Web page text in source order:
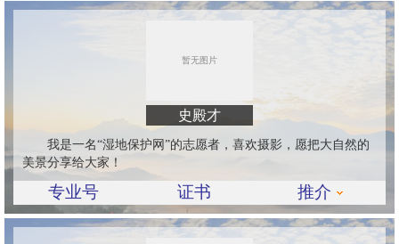
史殿才
我是一名“湿地保护网”的志愿者，喜欢摄影，愿把大自然的
美景分享给大家！
专业号 证书 推介